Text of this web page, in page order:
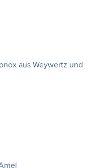
aus Weywertz und